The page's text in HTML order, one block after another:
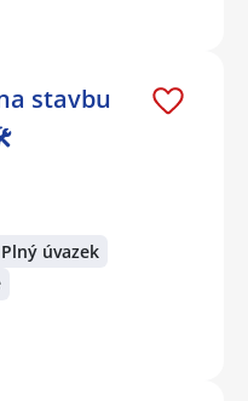
stavbu
Plný úvazek